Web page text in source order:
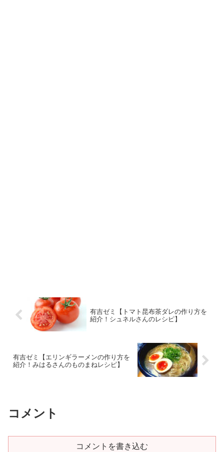
有吉ゼミ【トマト昆布茶ダレの作り方を
紹介！シュネルさんのレシピ】
有吉ゼミ【エリンギラーメンの作り方を
紹介！みはるさんのものまねレシピ】
コメント
コメントを書き込む